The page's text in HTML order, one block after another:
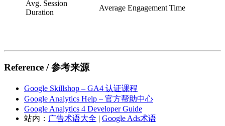
Avg. Session
Duration
Average Engagement Time
Reference / 参考来源
Google Skillshop – GA4 认证课程
Google Analytics Help – 官方帮助中心
Google Analytics 4 Developer Guide
站内： 广告术语大全 | Google Ads术语